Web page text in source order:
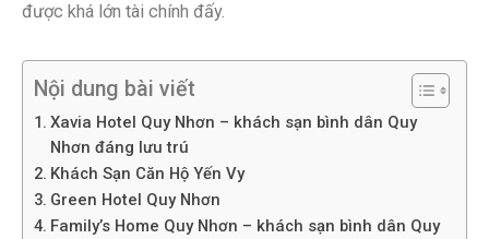
được khá lớn tài chính đấy.
Nội dung bài viết
Xavia Hotel Quy Nhơn – khách sạn bình dân Quy
Nhơn đáng lưu trú
Khách Sạn Căn Hộ Yến Vy
Green Hotel Quy Nhơn
Family’s Home Quy Nhơn – khách sạn bình dân Quy